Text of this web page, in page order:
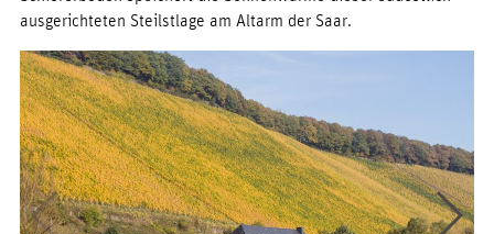
ausgerichteten Steilstlage am Altarm der Saar.